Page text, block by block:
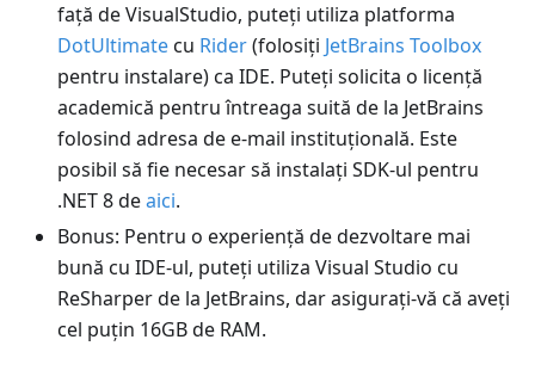
față de VisualStudio, puteți utiliza platforma
DotUltimatecu Rider(folosiți JetBrains Toolbox
pentru instalare) ca IDE. Puteți solicita o licență
academică pentru întreaga suită de la JetBrains
folosind adresa de e-mail instituțională. Este
posibil să fie necesar să instalați SDK-ul pentru
.NET 8 deaici.
Bonus: Pentru o experiență de dezvoltare mai
bună cu IDE-ul, puteți utiliza Visual Studio cu
ReSharper de la JetBrains, dar asigurați-vă că aveți
cel puțin 16GB de RAM.